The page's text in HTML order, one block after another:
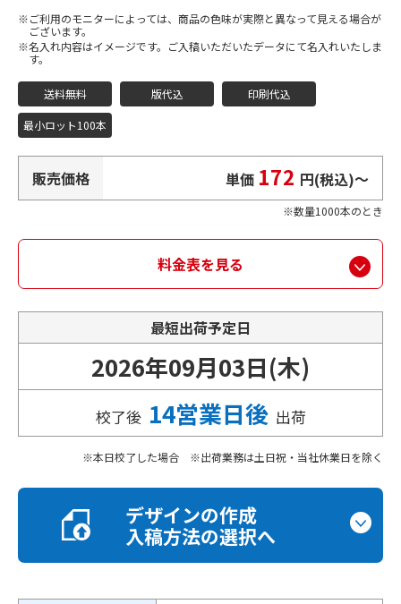
ご利用のモニターによっては、商品の色味が実際と異なって見える場合が
ございます。
名入れ内容はイメージです。ご入稿いただいたデータにて名入れいたしま
す。
送料無料 版代込 印刷代込
最小ロット100本
販売価格 単価 172 円(税込)〜
数量1000本のとき
料金表を見る
最短出荷予定日
2026年09月03日(木)
校了後 14営業日後 出荷
本日校了した場合 ※出荷業務は土日祝・当社休業日を除く
デザインの作成
入稿方法の選択へ